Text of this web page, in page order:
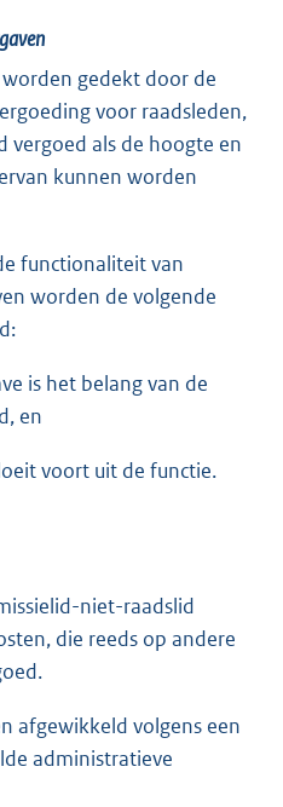
gedekt door de
voor raadsleden,
vergoed als de hoogte en
kunnen worden
functionaliteit van
worden de volgende
het belang van de
en
voort uit de functie.
niet-raadslid
die reeds op andere
afgewikkeld volgens een
administratieve